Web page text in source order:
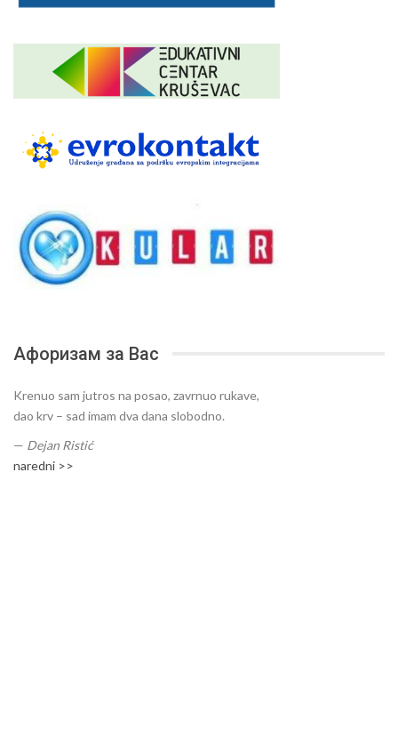
Афоризам за Вас
Krenuo sam jutros na posao, zavrnuo rukave,
dao krv – sad imam dva dana slobodno.
— Dejan Ristić
naredni >>